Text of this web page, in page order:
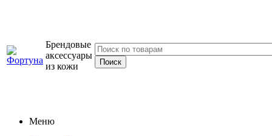
Брендовые
аксессуары
из кожи
Меню